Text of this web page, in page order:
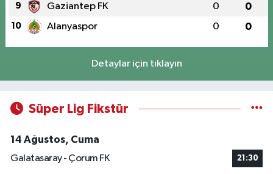
9 Gaziantep FK 0 0
10 Alanyaspor 0 0
Detaylar için tıklayın
Süper Lig Fikstür
14 Ağustos, Cuma
Galatasaray - Çorum FK
21:30